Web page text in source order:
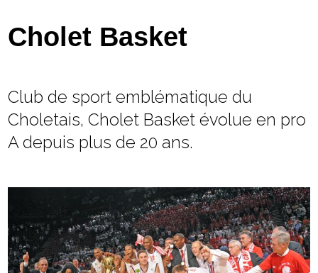
Economie
Contacts
Cholet Basket
Club de sport emblématique du
Choletais, Cholet Basket évolue en pro
A depuis plus de 20 ans.